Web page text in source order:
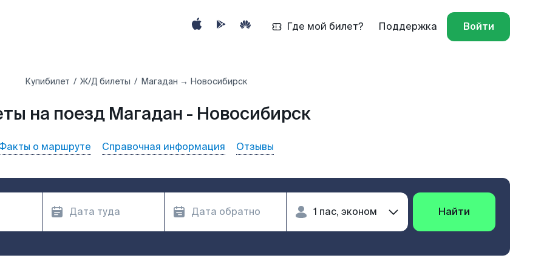
Где мой билет? Поддержка Войти
Купибилет Ж/Д билеты Магадан → Новосибирск
на поезд Магадан - Новосибирск
о маршруте Справочная информация Отзывы
Найти